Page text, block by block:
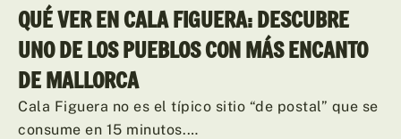
QUÉ VER EN CALA FIGUERA: DESCUBRE
UNO DE LOS PUEBLOS CON MÁS ENCANTO
DE MALLORCA
Cala Figuera no es el típico sitio “de postal” que se
consume en 15 minutos.…